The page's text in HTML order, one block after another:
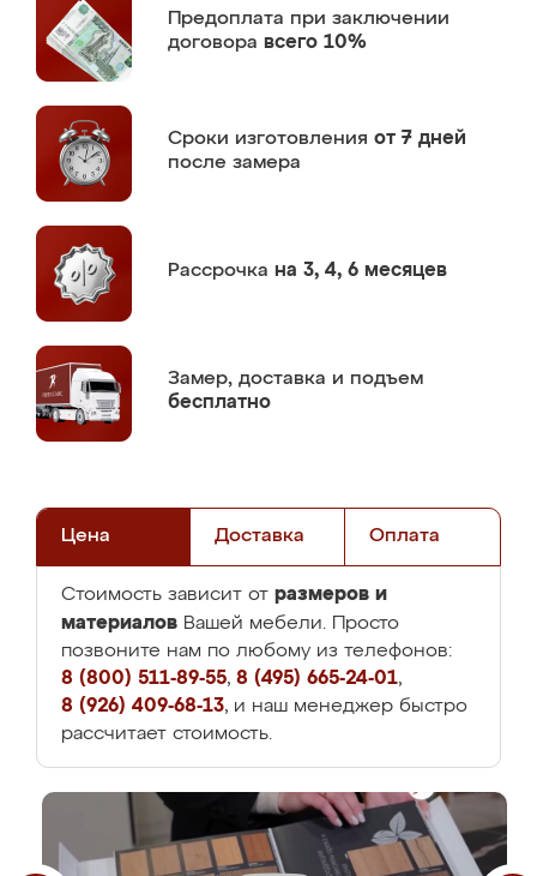
Предоплата при заключении
договора всего 10%
Сроки изготовления от 7 дней
после замера
Рассрочка на 3, 4, 6 месяцев
Замер, доставка и подъем
бесплатно
Цена Доставка Оплата
Стоимость зависит от размеров и
материалов Вашей мебели. Просто
позвоните нам по любому из телефонов:
8 (800) 511-89-55, 8 (495) 665-24-01,
8 (926) 409-68-13, и наш менеджер быстро
рассчитает стоимость.